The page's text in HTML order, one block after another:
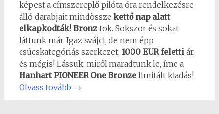
képest a címszereplő pilóta óra rendelkezésre
álló darabjait mindössze kettő nap alatt
elkapkodták! Bronztok. Sokszor és sokat
láttunk már. Igaz svájci, de nem épp
csúcskategóriás szerkezet, 1000 EUR felettiár,
és mégis! Lássuk, miről maradtunk le, íme a
Hanhart PIONEER One Bronzelimitált kiadás!
Olvass tovább →